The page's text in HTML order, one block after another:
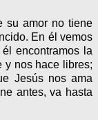
su amor no tiene
En él vemos
encontramos la
y nos hace libres;
Jesús nos ama
antes, va hasta